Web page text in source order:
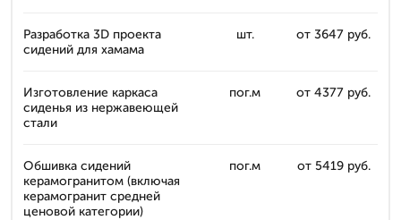
Разработка 3D проекта
сидений для хамама
шт. от 3647 руб.
Изготовление каркаса
сиденья из нержавеющей
стали
пог.м от 4377 руб.
Обшивка сидений
керамогранитом (включая
керамогранит средней
ценовой категории)
пог.м от 5419 руб.